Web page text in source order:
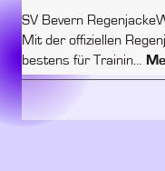
SV Bevern
Mit der offiziellen
bestens für Trainin…